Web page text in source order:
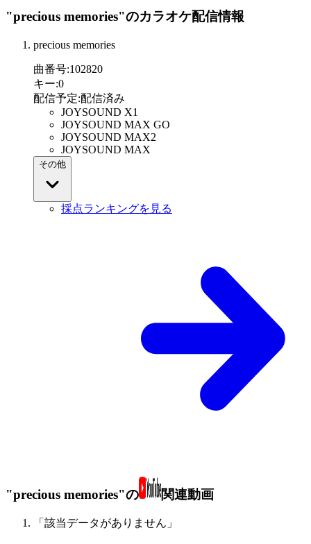
"precious memories"のカラオケ配信情報
precious memories
曲番号:102820
キー:0
配信予定:配信済み
JOYSOUND X1
JOYSOUND MAX GO
JOYSOUND MAX2
JOYSOUND MAX
その他
採点ランキングを見る
"precious memories"の 関連動画
「該当データがありません」